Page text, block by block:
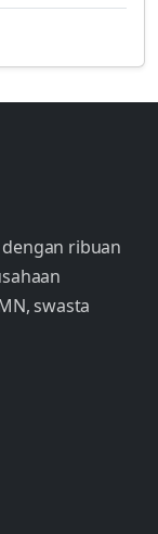
ribuan
swasta